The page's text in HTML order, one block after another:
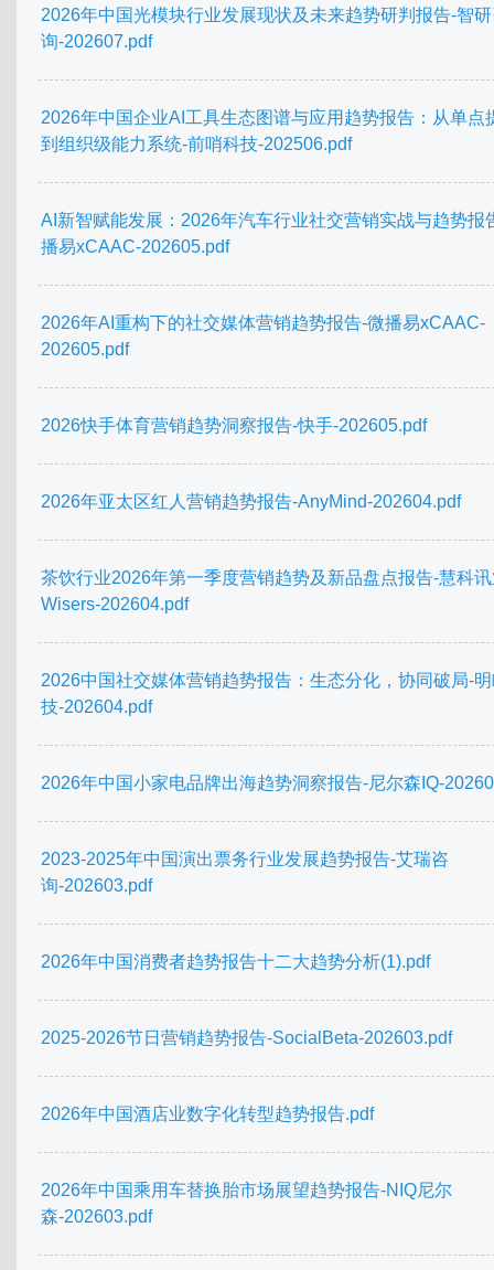
2026年中国光模块行业发展现状及未来趋势研判报告-智
询-202607.pdf
2026年中国企业AI工具生态图谱与应用趋势报告：从单点
到组织级能力系统-前哨科技-202506.pdf
AI新智赋能发展：2026年汽车行业社交营销实战与趋势报
播易xCAAC-202605.pdf
2026年AI重构下的社交媒体营销趋势报告-微播易xCAAC-
202605.pdf
2026快手体育营销趋势洞察报告-快手-202605.pdf
2026年亚太区红人营销趋势报告-AnyMind-202604.pdf
茶饮行业2026年第一季度营销趋势及新品盘点报告-慧科
Wisers-202604.pdf
2026中国社交媒体营销趋势报告：生态分化，协同破局-
技-202604.pdf
2026年中国小家电品牌出海趋势洞察报告-尼尔森IQ-
2023-2025年中国演出票务行业发展趋势报告-艾瑞咨
询-202603.pdf
2026年中国消费者趋势报告十二大趋势分析(1).pdf
2025-2026节日营销趋势报告-SocialBeta-202603.pdf
2026年中国酒店业数字化转型趋势报告.pdf
2026年中国乘用车替换胎市场展望趋势报告-NIQ尼尔
森-202603.pdf